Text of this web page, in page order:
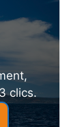
clics.